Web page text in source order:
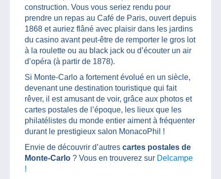
construction. Vous vous seriez rendu pour
prendre un repas au Café de Paris, ouvert depuis
1868 et auriez flâné avec plaisir dans les jardins
du casino avant peut-être de remporter le gros lot
à la roulette ou au black jack ou d’écouter un air
d’opéra (à partir de 1878).
Si Monte-Carlo a fortement évolué en un siècle,
devenant une destination touristique qui fait
rêver, il est amusant de voir, grâce aux photos et
cartes postales de l’époque, les lieux que les
philatélistes du monde entier aiment à fréquenter
durant le prestigieux salon MonacoPhil !
Envie de découvrir d’autres cartes postales de
Monte-Carlo ? Vous en trouverez sur Delcampe
!